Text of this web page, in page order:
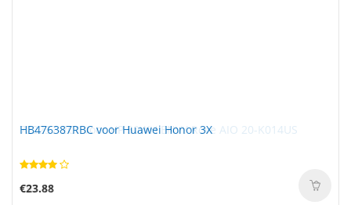
HB476387RBC voor Huawei Honor 3X
€23.88